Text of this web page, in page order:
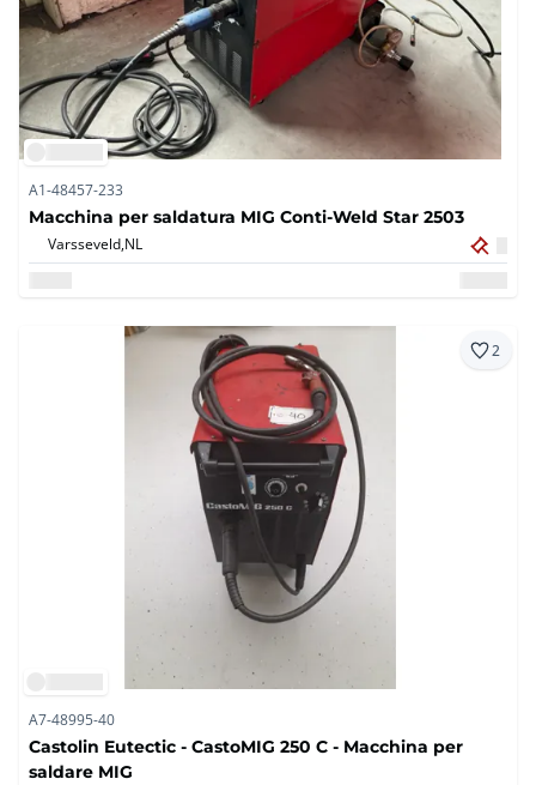
A1-48457-233
Macchina per saldatura MIG Conti-Weld Star 2503
Varsseveld,NL
2
A7-48995-40
Castolin Eutectic - CastoMIG 250 C - Macchina per
saldare MIG